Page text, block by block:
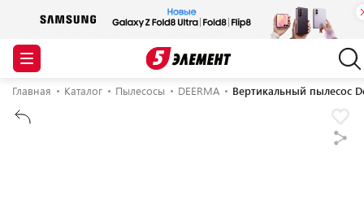
Главная Каталог Пылесосы DEERMA Вертикальный пылесос